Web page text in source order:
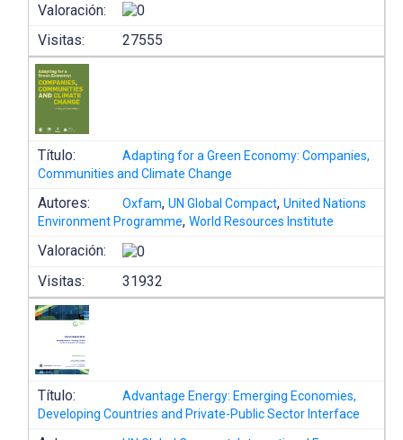
Valoración:
Visitas:
27555
Título:
Adapting for a Green Economy: Companies,
Communities and Climate Change
Autores: Oxfam,UN Global Compact,United Nations
Environment Programme,World Resources Institute
Valoración:
Visitas:
31932
Título:
Advantage Energy: Emerging Economies,
Developing Countries and Private-Public Sector Interface